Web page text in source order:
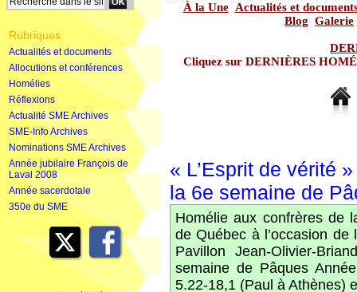
Rubriques
Actualités et documents
Allocutions et conférences
Homélies
Réflexions
Actualité SME Archives
SME-Info Archives
Nominations SME Archives
Année jubilaire François de
Laval 2008
Année sacerdotale
350e du SME
À la Une Actualités et
Blog Galerie
Cliquez sur DERNIÈRES
« L’Esprit de vérité
la 6e semaine de
Homélie aux confrères de
de Québec à l’occasion
Pavillon Jean-Olivier-
semaine de Pâques
5.22-18,1 (Paul à Athènes)